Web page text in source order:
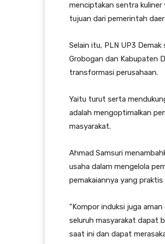
menciptakan sentra kuliner
tujuan dari pemerintah
Selain itu, PLN UP3
Grobogan dan Kabupaten
transformasi perusahaan.
Yaitu turut serta
adalah mengoptimalkan
masyarakat.
Ahmad Samsuri
usaha dalam mengelola
pemakaiannya yang
“Kompor induksi juga
seluruh masyarakat dapat
saat ini dan dapat